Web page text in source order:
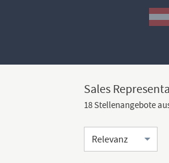
Sales
18 Stellenangebote
Sortierung